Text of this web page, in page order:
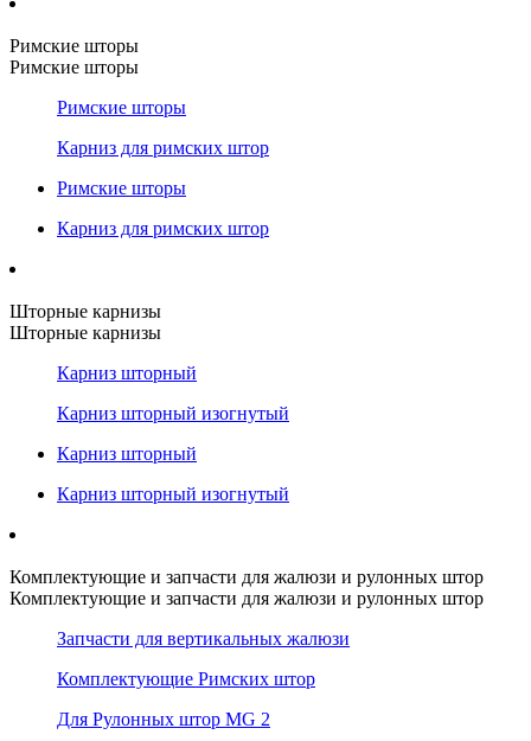
Римские шторы
Римские шторы
Римские шторы
Карниз для римских штор
Римские шторы
Карниз для римских штор
Шторные карнизы
Шторные карнизы
Карниз шторный
Карниз шторный изогнутый
Карниз шторный
Карниз шторный изогнутый
Комплектующие и запчасти для жалюзи и рулонных штор
Комплектующие и запчасти для жалюзи и рулонных штор
Запчасти для вертикальных жалюзи
Комплектующие Римских штор
Для Рулонных штор MG 2